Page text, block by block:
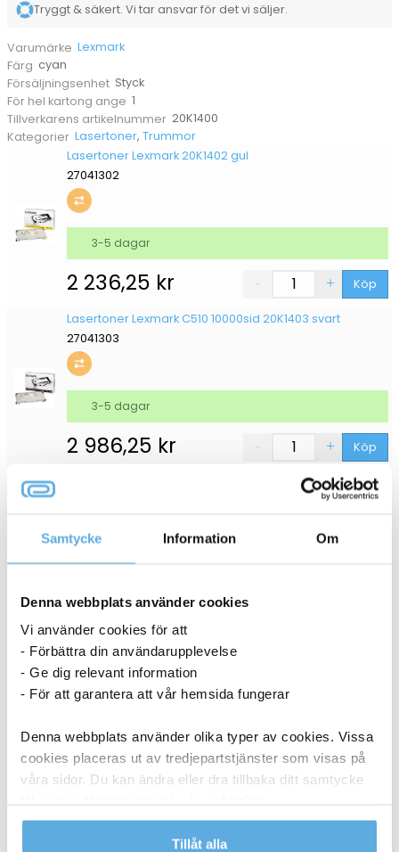
Samtycke Information Om
Denna webbplats använder cookies
Vi använder cookies för att
- Förbättra din användarupplevelse
- Ge dig relevant information
- För att garantera att vår hemsida fungerar
Denna webbplats använder olika typer av cookies. Vissa
cookies placeras ut av tredjepartstjänster som visas på
våra sidor. Du kan ändra eller dra tillbaka ditt samtycke
Läs mer i vår integritetspolicy om vilka vi är, hur du
Tillåt alla
Tryggt & säkert. Vi tar ansvar för det vi säljer.
Varumärke Lexmark
Färg cyan
Försäljningsenhet Styck
För hel kartong ange 1
Tillverkarens artikelnummer 20K1400
Kategorier Lasertoner,Trummor
Lasertoner Lexmark 20K1402 gul
27041302
2 236,25 kr Köp
3-5 dagar
Lasertoner Lexmark C510 10000sid 20K1403 svart
27041303
2 986,25 kr Köp
3-5 dagar
Lasertoner Lexmark c510 6600sid 20K1401 magenta
3 936,25kr
3-5 dagar
ANDRA KÖPTE OCKSÅ